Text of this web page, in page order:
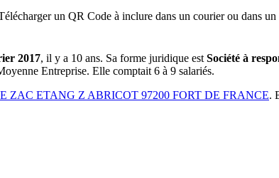
un QR Code à inclure dans un courier ou dans
2017, il y a 10 ans. Sa forme juridique est Société à
Entreprise. Elle comptait 6 à 9 salariés.
ETANG Z ABRICOT 97200 FORT DE FRANCE.